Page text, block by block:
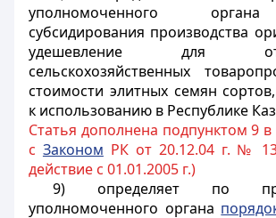
уполномоченного органа
субсидирования производства
удешевление для
сельскохозяйственных
стоимости элитных семян сортов
к использованию в Республике
Статья дополнена подпунктом 9 в
с Законом РК от 20.12.04 г. №
действие с 01.01.2005 г.)
9) определяет по
уполномоченного органа